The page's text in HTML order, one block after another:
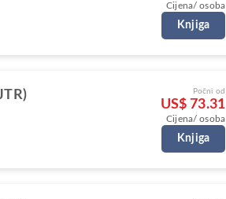
Cijena/ osoba
Knjiga
Počni od
US$ 73.31
Cijena/ osoba
Knjiga